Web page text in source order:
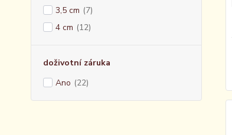
3,5 cm (7)
4 cm (12)
doživotní záruka
Ano (22)